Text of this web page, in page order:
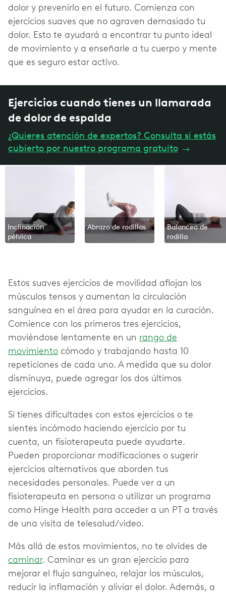
dolor y prevenirlo en el futuro. Comienza con
ejercicios suaves que no agraven demasiado tu
dolor. Esto te ayudará a encontrar tu punto ideal
de movimiento y a enseñarle a tu cuerpo y mente
que es seguro estar activo.
Ejercicios cuando tienes un llamarada
de dolor de espalda
¿Quieres atención de expertos? Consulta si estás
cubierto por nuestro programa gratuito →
Inclinación
pélvica
Abrazo de rodillas
Balanceo de
rodilla
Estos suaves ejercicios de movilidad aflojan los
músculos tensos y aumentan la circulación
sanguínea en el área para ayudar en la curación.
Comience con los primeros tres ejercicios,
moviéndose lentamente en un rango de
movimiento cómodo y trabajando hasta 10
repeticiones de cada uno. A medida que su dolor
disminuya, puede agregar los dos últimos
ejercicios.
Si tienes dificultades con estos ejercicios o te
sientes incómodo haciendo ejercicio por tu
cuenta, un fisioterapeuta puede ayudarte.
Pueden proporcionar modificaciones o sugerir
ejercicios alternativos que aborden tus
necesidades personales. Puede ver a un
fisioterapeuta en persona o utilizar un programa
como Hinge Health para acceder a un PT a través
de una visita de telesalud/video.
Más allá de estos movimientos, no te olvides de
caminar. Caminar es un gran ejercicio para
mejorar el flujo sanguíneo, relajar los músculos,
reducir la inflamación y aliviar el dolor. Además, a